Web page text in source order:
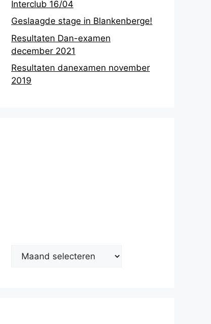
Interclub 16/04
Geslaagde stage in Blankenberge!
Resultaten Dan-examen
december 2021
Resultaten danexamen november
2019